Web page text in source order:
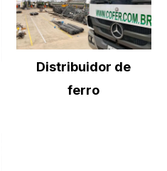
Distribuidor de
ferro